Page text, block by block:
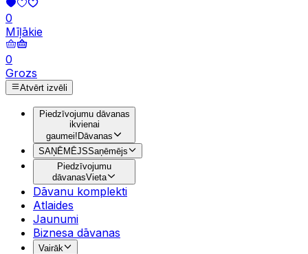
0
Mīļākie
0
Grozs
Atvērt izvēli
Piedzīvojumu dāvanas
ikvienai
gaumei!Dāvanas
SAŅĒMĒJSSaņēmējs
Piedzīvojumu
dāvanasVieta
Dāvanu komplekti
Atlaides
Jaunumi
Biznesa dāvanas
Vairāk